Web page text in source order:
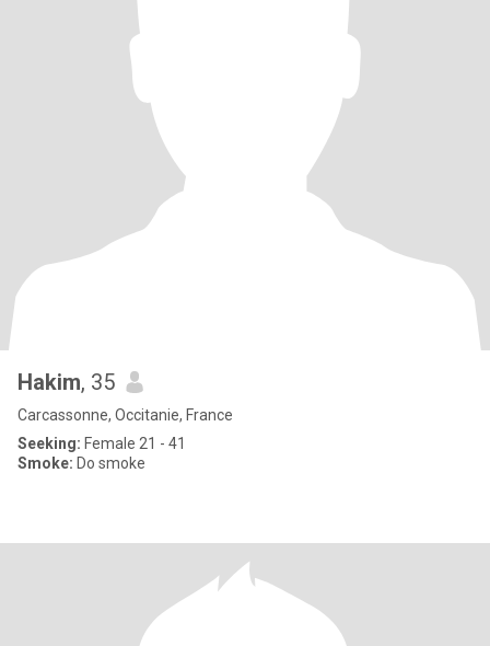
Hakim, 35
Carcassonne, Occitanie, France
Seeking: Female 21 - 41
Smoke: Do smoke